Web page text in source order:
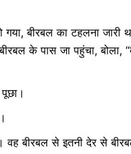
बीरबल का टहलना
के पास जा पहुंचा, बोला,
बीरबल से इतनी देर से